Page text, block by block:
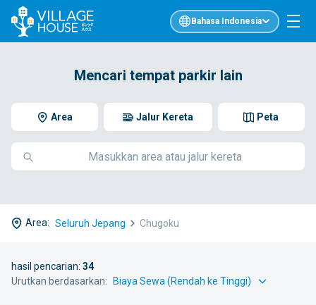
Bahasa Indonesia
Mencari tempat parkir lain
Area Peta
Jalur Kereta
Area: Seluruh Jepang Chugoku
hasil pencarian: 34
Urutkan berdasarkan: